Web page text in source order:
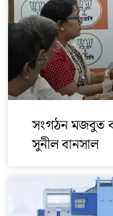
সংগঠন মজবুত
সুনীল বানসাল